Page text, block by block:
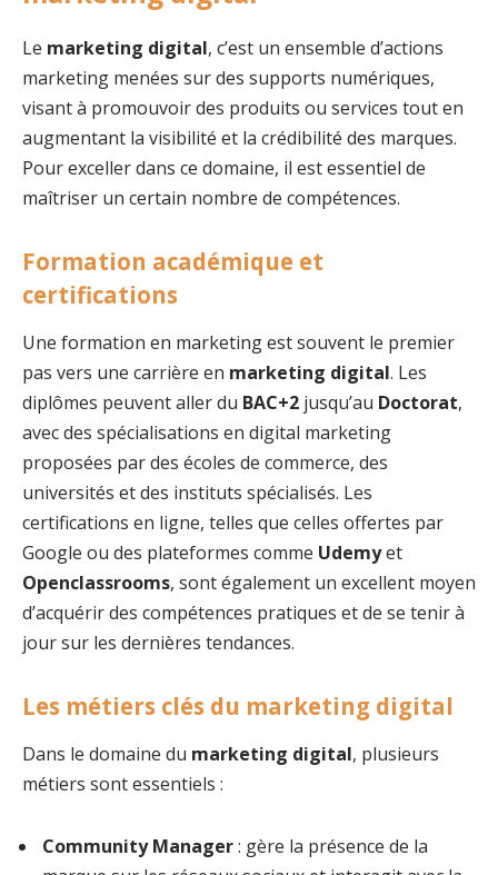
Le marketing digital, c’est un ensemble d’actions
marketing menées sur des supports numériques,
visant à promouvoir des produits ou services tout en
augmentant la visibilité et la crédibilité des marques.
Pour exceller dans ce domaine, il est essentiel de
maîtriser un certain nombre de compétences.
Formation académique et
certifications
Une formation en marketing est souvent le premier
pas vers une carrière en marketing digital. Les
diplômes peuvent aller du BAC+2 jusqu’au Doctorat,
avec des spécialisations en digital marketing
proposées par des écoles de commerce, des
universités et des instituts spécialisés. Les
certifications en ligne, telles que celles offertes par
Google ou des plateformes comme Udemyet
Openclassrooms, sont également un excellent moyen
d’acquérir des compétences pratiques et de se tenir à
jour sur les dernières tendances.
Les métiers clés du marketing digital
Dans le domaine du marketing digital, plusieurs
métiers sont essentiels :
Community Manager: gère la présence de la